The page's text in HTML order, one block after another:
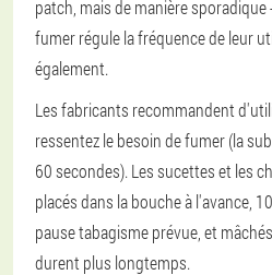
patch, mais de manière
fumer régule la fréquence de leur
également.
Les fabricants recommandent
ressentez le besoin de fumer (la
60 secondes). Les sucettes et les
placés dans la bouche à l'avance,
pause tabagisme prévue, et
durent plus longtemps.